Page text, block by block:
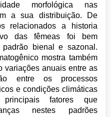
morfológica nas
a sua distribuição. De
relacionados a historia
das fêmeas foi bem
padrão bienal e sazonal.
mostra também
variações anuais entre as
entre os processos
e condições climáticas
fatores que
nestes padrões